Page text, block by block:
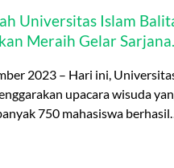
Universitas Islam
Meraih Gelar Sarjana.
2023 – Hari ini,
upacara wisuda
750 mahasiswa berhasil…